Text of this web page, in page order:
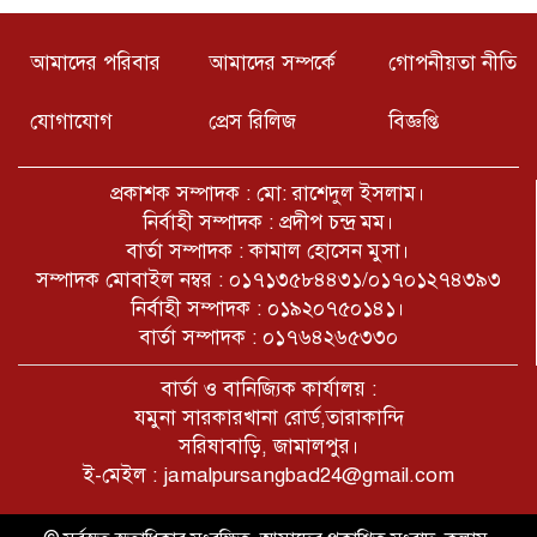
৫ আগষ্ট ইতিহাসের এক ভয়ানক দিন,কি
পেল দেশের জনগন কি পেল আন্দোলন
কারা???
নরসিংদীর শিবপুরের বাঘাব ইউনিয়নের
১০ অসহায় পরিবারের মাঝে ঢেউটিন
বিতরণ
সাপাহার উপজেলার খঞ্জনপুর সীমান্তে ১টি
বিষ্ণু মূর্তি উদ্ধার
W Czacie Gołove AI odpowiada
naturalnie i płynnie na pytania
আমাদের পরিবার আমাদের সম্পর্কে গোপনীয়তা নীতি
যোগাযোগ প্রেস রিলিজ বিজ্ঞপ্তি
প্রকাশক সম্পাদক : মো: রাশেদুল ইসলাম।
নির্বাহী সম্পাদক : প্রদীপ চন্দ্র মম।
বার্তা সম্পাদক : কামাল হোসেন মুসা।
সম্পাদক মোবাইল নম্বর : ০১৭১৩৫৮৪৪৩১/০১৭০১২৭৪৩৯৩
নির্বাহী সম্পাদক : ০১৯২০৭৫০১৪১।
বার্তা সম্পাদক : ০১৭৬৪২৬৫৩৩০
বার্তা ও বানিজ্যিক কার্যালয় :
যমুনা সারকারখানা রোর্ড,তারাকান্দি
সরিষাবাড়ি, জামালপুর।
ই-মেইল : jamalpursangbad24@gmail.com